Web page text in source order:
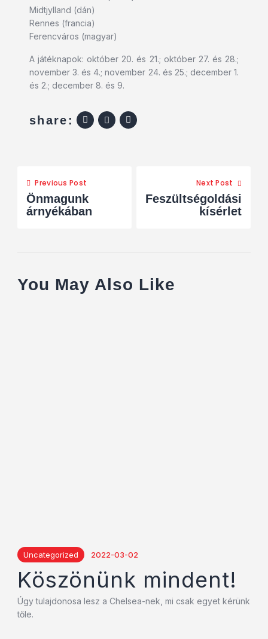
Midtjylland (dán)
Rennes (francia)
Ferencváros (magyar)
A játéknapok: október 20. és 21.; október 27. és 28.;
november 3. és 4.; november 24. és 25.; december 1.
és 2.; december 8. és 9.
share:
Previous Post
Önmagunk
árnyékában
Next Post
Feszültségoldási
kísérlet
You May Also Like
Uncategorized 2022-03-02
Köszönünk mindent!
Úgy tulajdonosa lesz a Chelsea-nek, mi csak egyet kérünk
tőle.